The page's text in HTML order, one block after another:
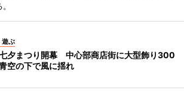
遊ぶ
夕まつり開幕 中心部商店街に大型飾り300
空の下で風に揺れ